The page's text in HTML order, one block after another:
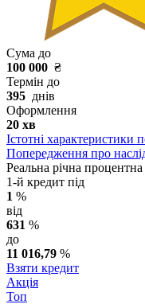
Сума до
100 000 ₴
Термін до
395 днів
Оформлення
20 хв
Істотні характеристики
Попередження про
Реальна річна процентна
1-й кредит під
1 %
від
631 %
до
11 016,79 %
Взяти кредит
Акція
Топ